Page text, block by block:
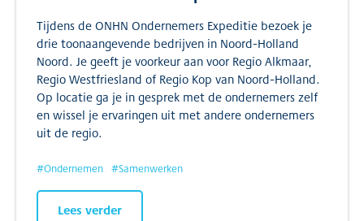
Tijdens de ONHN Ondernemers Expeditie bezoek je
drie toonaangevende bedrijven in Noord-Holland
Noord. Je geeft je voorkeur aan voor Regio Alkmaar,
Regio Westfriesland of Regio Kop van Noord-Holland.
Op locatie ga je in gesprek met de ondernemers zelf
en wissel je ervaringen uit met andere ondernemers
uit de regio.
#Ondernemen #Samenwerken
Lees verder